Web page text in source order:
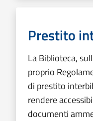
Prestito
La Biblioteca,
proprio
di prestito
rendere
documenti